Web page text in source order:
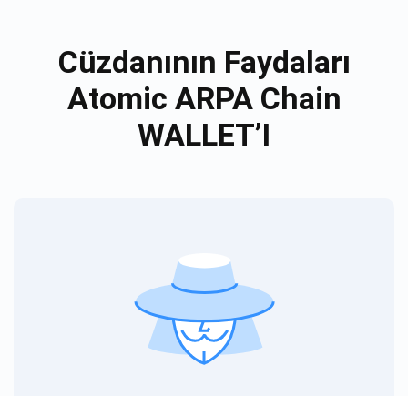
Cüzdanının Faydaları
Atomic ARPA Chain
WALLET’I